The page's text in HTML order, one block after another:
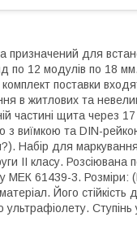
для
по 12 модулів по 18
поставки
в житлових та
частині щита через
виїмкою та DIN-
Набір для маркування
II класу.
МЕК 61439-3.
Його